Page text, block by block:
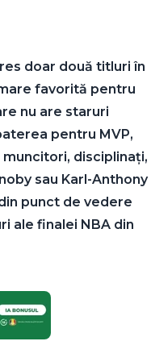
doar două titluri în
favorită pentru
nu are staruri
pentru MVP,
disciplinați,
sau Karl-Anthony
punct de vedere
ale finalei NBA din